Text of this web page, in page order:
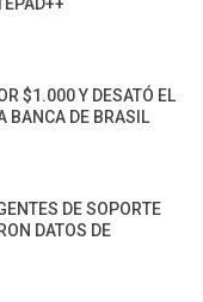
$1.000 Y DESATÓ EL
BANCA DE BRASIL
DE SOPORTE
DATOS DE